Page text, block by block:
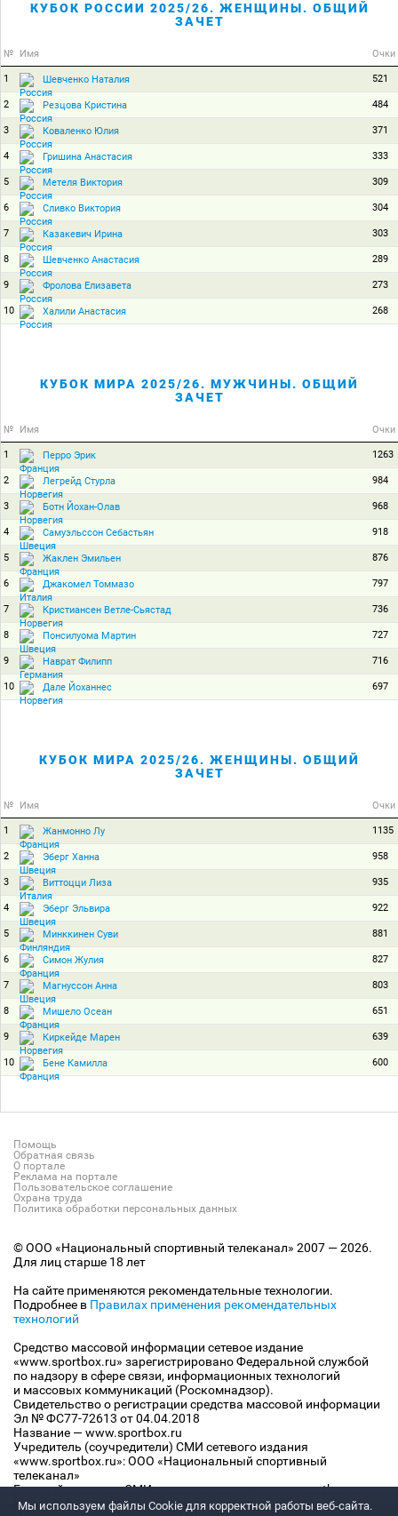
КУБОК РОССИИ 2025/26. ЖЕНЩИНЫ. ОБЩИЙ
ЗАЧЕТ
№ Имя Очки
1 Шевченко Наталия 521
2 Резцова Кристина 484
3 Коваленко Юлия 371
4 Гришина Анастасия 333
5 Метеля Виктория 309
6 Сливко Виктория 304
7 Казакевич Ирина 303
8 Шевченко Анастасия 289
9 Фролова Елизавета 273
10 Халили Анастасия 268
КУБОК МИРА 2025/26. МУЖЧИНЫ. ОБЩИЙ
ЗАЧЕТ
№ Имя Очки
1 Перро Эрик 1263
2 Легрейд Стурла 984
3 Ботн Йохан-Олав 968
4 Самуэльссон Себастьян 918
5 Жаклен Эмильен 876
6 Джакомел Томмазо 797
7 Кристиансен Ветле-Сьястад 736
8 Понсилуома Мартин 727
9 Наврат Филипп 716
10 Дале Йоханнес 697
КУБОК МИРА 2025/26. ЖЕНЩИНЫ. ОБЩИЙ
ЗАЧЕТ
№ Имя Очки
1 Жанмонно Лу 1135
2 Эберг Ханна 958
3 Виттоцци Лиза 935
4 Эберг Эльвира 922
5 Минккинен Суви 881
6 Симон Жулия 827
7 Магнуссон Анна 803
8 Мишело Осеан 651
9 Киркейде Марен 639
10 Бене Камилла 600
Помощь
Обратная связь
О портале
Реклама на портале
Пользовательское соглашение
Охрана труда
Политика обработки персональных данных
© ООО «Национальный спортивный телеканал» 2007 — 2026.
Для лиц старше 18 лет
На сайте применяются рекомендательные технологии.
Подробнее в Правилах применения рекомендательных
технологий
Средство массовой информации сетевое издание
«www.sportbox.ru» зарегистрировано Федеральной службой
по надзору в сфере связи, информационных технологий
и массовых коммуникаций (Роскомнадзор).
Свидетельство о регистрации средства массовой информации
Эл № ФС77-72613 от 04.04.2018
Название — www.sportbox.ru
Учредитель (соучредители) СМИ сетевого издания
«www.sportbox.ru»: ООО «Национальный спортивный
телеканал»
Главный редактор СМИ сетевого издания «www.sportbox.ru»:
Конов В.А.
Мы используем файлы Сookie для корректной работы веб-сайта.